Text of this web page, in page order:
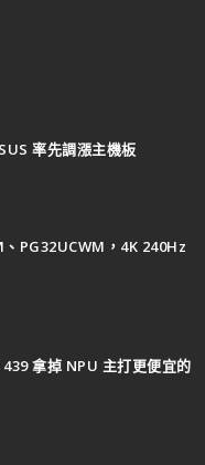
率先調漲主機板
PG32UCWM，4K 240Hz
拿掉 NPU 主打更便宜的